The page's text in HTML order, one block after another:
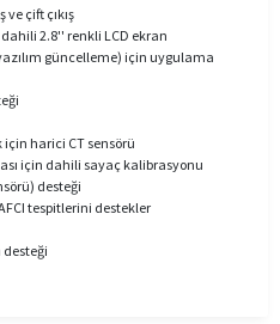
çift çıkış
2.8'' renkli LCD ekran
güncelleme) için uygulama
harici CT sensörü
için dahili sayaç kalibrasyonu
desteği
tespitlerini destekler